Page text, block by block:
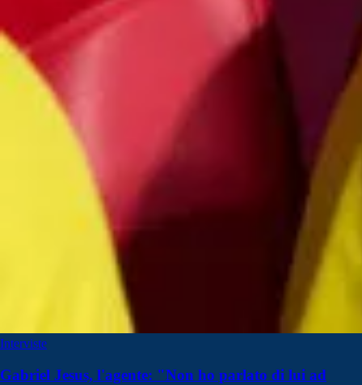
Interviste
Gabriel Jesus, l'agente: "Non ho parlato di lui ad